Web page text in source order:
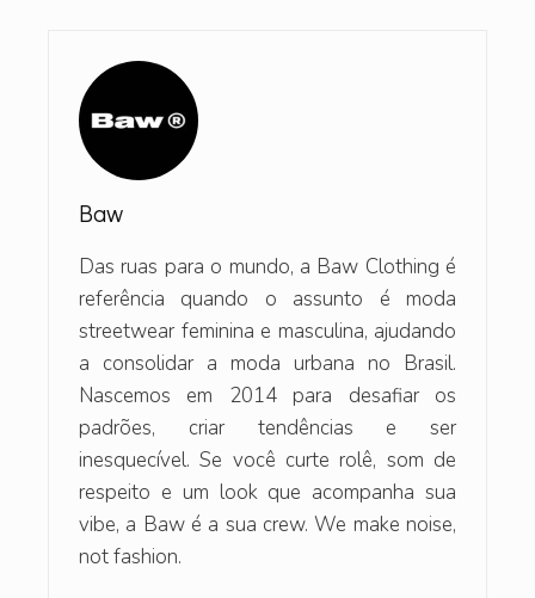
Baw
Das ruas para o mundo, a Baw Clothing é
referência quando o assunto é moda
streetwear feminina e masculina, ajudando
a consolidar a moda urbana no Brasil.
Nascemos em 2014 para desafiar os
padrões, criar tendências e ser
inesquecível. Se você curte rolê, som de
respeito e um look que acompanha sua
vibe, a Baw é a sua crew. We make noise,
not fashion.